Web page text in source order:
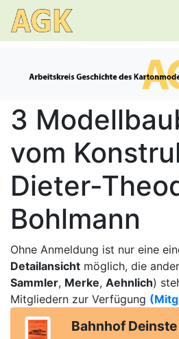
3
vom
Dieter-
Bohlmann
Ohne Anmeldung ist nur eine
Detailansicht möglich, die
Sammler, Merke, Aehnlich)
Mitgliedern zur Verfügung
Bahnhof Deinste